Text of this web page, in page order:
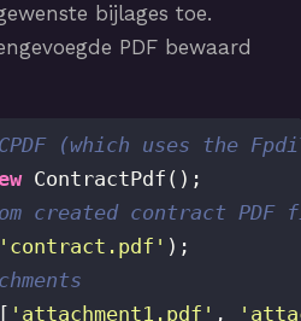
bijlages toe.
PDF bewaard
(which uses the
ContractPdf ( ) ;
created contract PDF
'contract.pdf' ) ;
[ 'attachment1.pdf' ,